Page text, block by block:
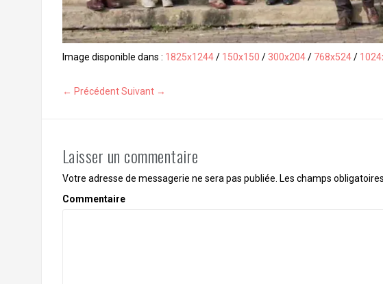
Image disponible dans : 1825x1244/ 150x150 / 300x204/ 768x524/
← Précédent Suivant →
Laisser un commentaire
Votre adresse de messagerie ne sera pas publiée. Les champs
Commentaire